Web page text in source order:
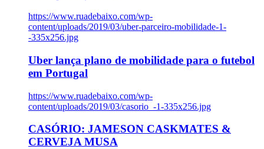
https://www.ruadebaixo.com/wp-
content/uploads/2019/03/uber-parceiro-mobilidade-1-
-335x256.jpg
Uber lança plano de mobilidade para o futebol
em Portugal
https://www.ruadebaixo.com/wp-
content/uploads/2019/03/casorio_-1-335x256.jpg
CASÓRIO: JAMESON CASKMATES &
CERVEJA MUSA